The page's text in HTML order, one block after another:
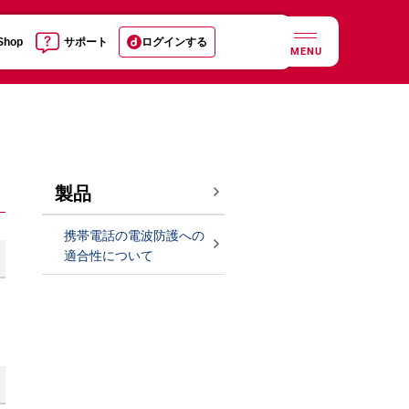
サポート ログインする
MENU
製品
携帯電話の電波防護への
適合性について